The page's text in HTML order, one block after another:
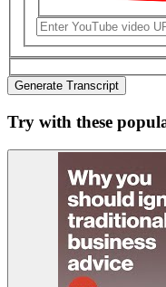
Generate Transcript
Try with these